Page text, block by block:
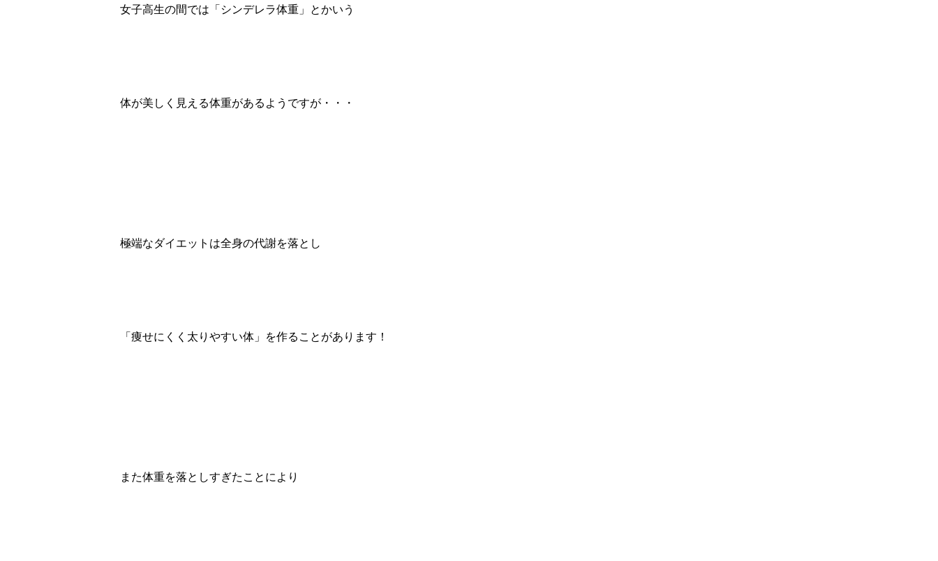
女子高生の間では「シンデレラ体重」とかいう
体が美しく見える体重があるようですが・・・
極端なダイエットは全身の代謝を落とし
「痩せにくく太りやすい体」を作ることがあります！
また体重を落としすぎたことにより